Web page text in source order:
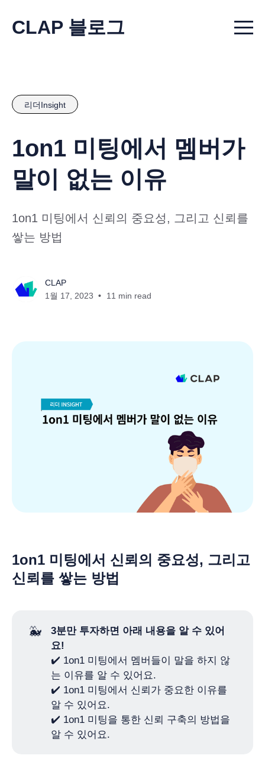
CLAP 블로그 Menu
리더Insight
1on1 미팅에서 멤버가
말이 없는 이유
1on1 미팅에서 신뢰의 중요성, 그리고 신뢰를
쌓는 방법
CLAP
1월 17, 2023
11 min read
1on1 미팅에서 신뢰의 중요성, 그리고
신뢰를 쌓는 방법
🐳
3분만 투자하면 아래 내용을 알 수 있어
요!
✔️ 1on1 미팅에서 멤버들이 말을 하지 않
는 이유를 알 수 있어요.
✔️ 1on1 미팅에서 신뢰가 중요한 이유를
알 수 있어요.
✔️ 1on1 미팅을 통한 신뢰 구축의 방법을
알 수 있어요.